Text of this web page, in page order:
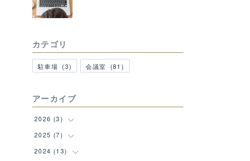
カテゴリ
駐車場 (3) 会議室 (81 )
アーカイブ
2026 (3)
(1
( 1)
2025 (7)
( 1)
2024 (13)